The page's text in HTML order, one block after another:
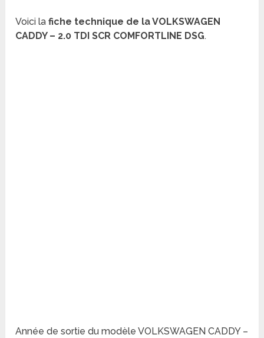
Voici la fiche technique de la VOLKSWAGEN
CADDY – 2.0 TDI SCR COMFORTLINE DSG.
Année de sortie du modèle VOLKSWAGEN CADDY –